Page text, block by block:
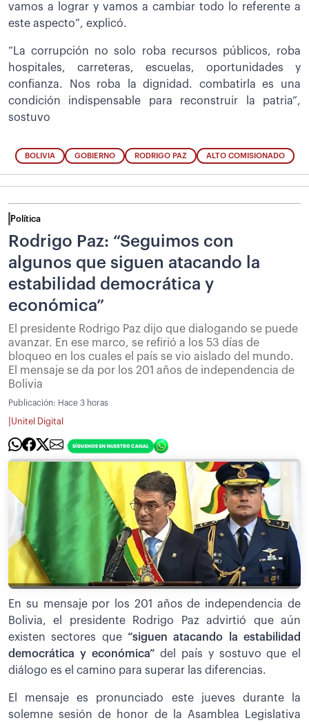
vamos a lograr y vamos a cambiar todo lo referente a
este aspecto”, explicó.
“La corrupción no solo roba recursos públicos, roba
hospitales, carreteras, escuelas, oportunidades y
confianza. Nos roba la dignidad. combatirla es una
condición indispensable para reconstruir la patria”,
sostuvo
BOLIVIA GOBIERNO RODRIGO PAZ ALTO COMISIONADO
Política
Rodrigo Paz: “Seguimos con
algunos que siguen atacando la
estabilidad democrática y
económica”
El presidente Rodrigo Paz dijo que dialogando se puede
avanzar. En ese marco, se refirió a los 53 días de
bloqueo en los cuales el país se vio aislado del mundo.
El mensaje se da por los 201 años de independencia de
Bolivia
Publicación: Hace 3 horas
Unitel Digital
En su mensaje por los 201 años de independencia de
Bolivia, el presidente Rodrigo Paz advirtió que aún
existen sectores que“siguen atacando la estabilidad
democrática y económica”del país y sostuvo que el
diálogo es el camino para superar las diferencias.
El mensaje es pronunciado este jueves durante la
solemne sesión de honor de la Asamblea Legislativa